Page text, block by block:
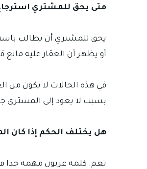
متى يحق للمشتري
يحق للمشتري أن يطالب
أو يظهر أن العقار عليه
في هذه الحالات لا يكون من
بسبب لا يعود إلى المشتري
هل يختلف الحكم إذا كان
نعم. كلمة عربون مهمة جدا